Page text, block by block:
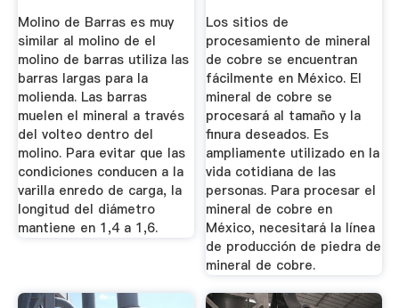
Bolas」
Molino de Barras es muy
similar al molino de el
molino de barras utiliza las
barras largas para la
molienda. Las barras
muelen el mineral a través
del volteo dentro del
molino. Para evitar que las
condiciones conducen a la
varilla enredo de carga, la
longitud del diámetro
mantiene en 1,4 a 1,6.
Venta
Los sitios de
procesamiento de mineral
de cobre se encuentran
fácilmente en México. El
mineral de cobre se
procesará al tamaño y la
finura deseados. Es
ampliamente utilizado en la
vida cotidiana de las
personas. Para procesar el
mineral de cobre en
México, necesitará la línea
de producción de piedra de
mineral de cobre.